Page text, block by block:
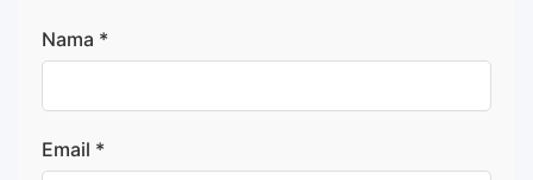
Nama *
Email *